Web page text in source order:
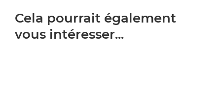
Cela pourrait également
vous intéresser...